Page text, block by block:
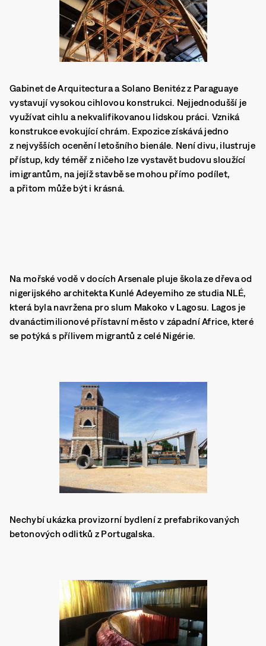
Gabinet de Arquitectura a Solano Benitéz z Paraguaye
vystavují vysokou cihlovou konstrukci. Nejjednodušší je
využívat cihlu a nekvalifikovanou lidskou práci. Vzniká
konstrukce evokující chrám. Expozice získává jedno
z nejvyšších ocenění letošního bienále. Není divu, ilustruje
přístup, kdy téměř z ničeho lze vystavět budovu sloužící
imigrantům, na jejíž stavbě se mohou přímo podílet,
a přitom může být i krásná.
Na mořské vodě v docích Arsenale pluje škola ze dřeva od
nigerijského architekta Kunlé Adeyemiho ze studia NLÉ,
která byla navržena pro slum Makoko v Lagosu. Lagos je
dvanáctimilionové přístavní město v západní Africe, které
se potýká s přílivem migrantů z celé Nigérie.
Nechybí ukázka provizorní bydlení z prefabrikovaných
betonových odlitků z Portugalska.